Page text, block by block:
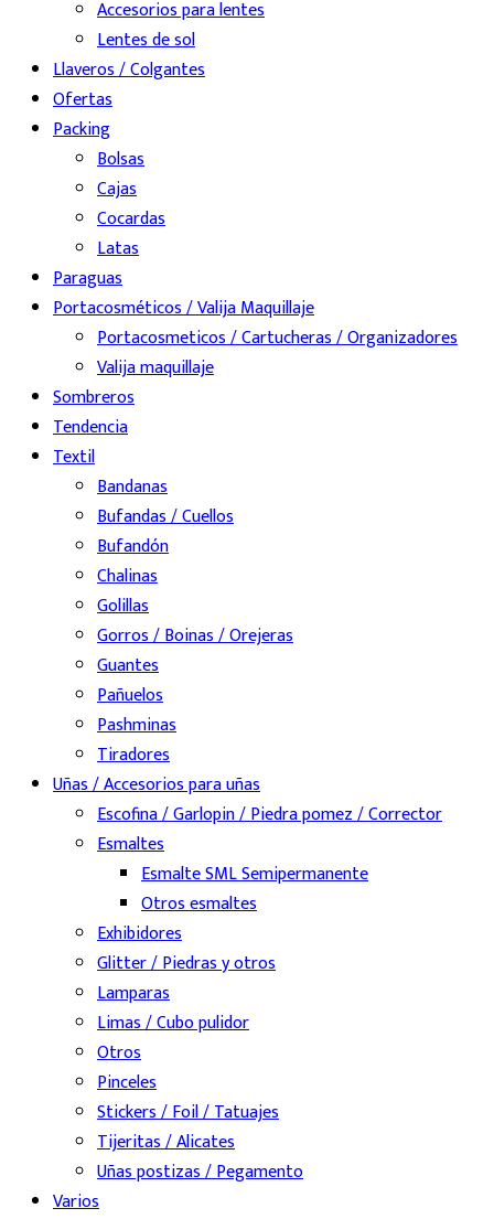
Accesorios para lentes
Lentes de sol
Llaveros / Colgantes
Ofertas
Packing
Bolsas
Cajas
Cocardas
Latas
Paraguas
Portacosméticos / Valija Maquillaje
Portacosmeticos / Cartucheras / Organizadores
Valija maquillaje
Sombreros
Tendencia
Textil
Bandanas
Bufandas / Cuellos
Bufandón
Chalinas
Golillas
Gorros / Boinas / Orejeras
Guantes
Pañuelos
Pashminas
Tiradores
Uñas / Accesorios para uñas
Escofina / Garlopin / Piedra pomez / Corrector
Esmaltes
Esmalte SML Semipermanente
Otros esmaltes
Exhibidores
Glitter / Piedras y otros
Lamparas
Limas / Cubo pulidor
Otros
Pinceles
Stickers / Foil / Tatuajes
Tijeritas / Alicates
Uñas postizas / Pegamento
Varios